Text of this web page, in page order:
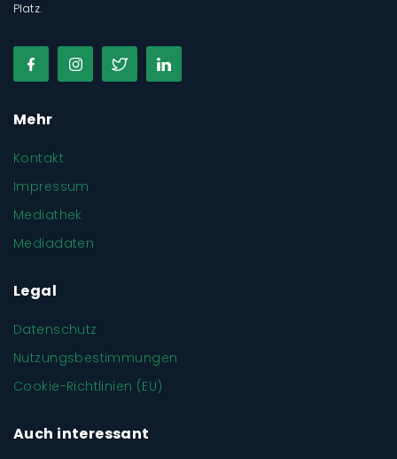
Platz.
Mehr
Kontakt
Impressum
Mediathek
Mediadaten
Legal
Datenschutz
Nutzungsbestimmungen
Cookie-Richtlinien (EU)
Auch interessant